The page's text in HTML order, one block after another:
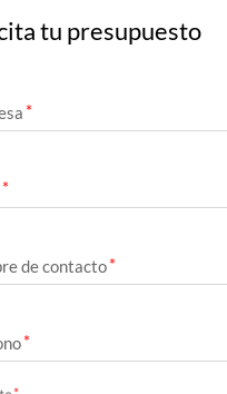
tu presupuesto
de contacto